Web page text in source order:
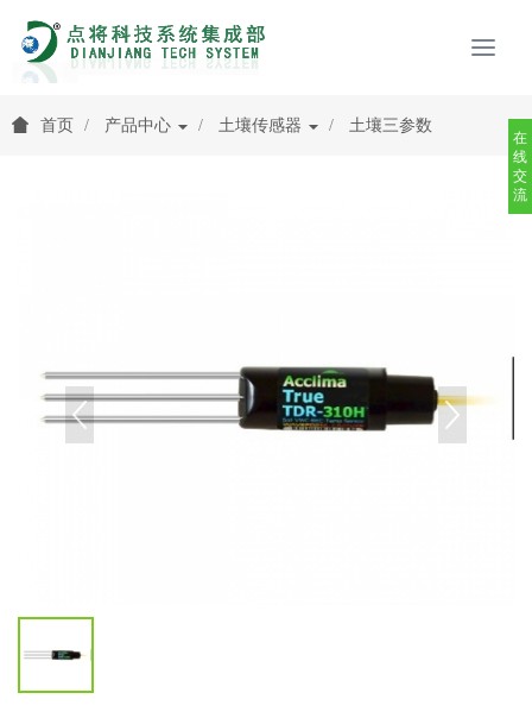
首页 产品中心 土壤传感器 土壤三参数
在
线
交
流